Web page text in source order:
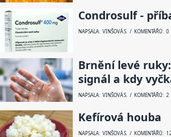
Condrosulf -
NAPSALA: VINŠOVÁ S. / KOMENTÁŘŮ: 0
Brnění levé
signál a kdy
NAPSALA: VINŠOVÁ S. / KOMENTÁŘŮ: 2
Kefírová houba
NAPSALA: VINŠOVÁ S. / KOMENTÁŘŮ: